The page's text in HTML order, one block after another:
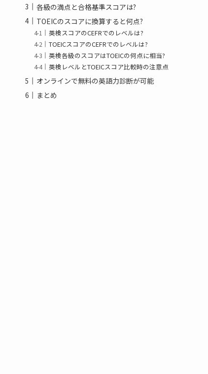
各級の満点と合格基準スコアは?
TOEICのスコアに換算すると何点?
英検スコアのCEFRでのレベルは?
TOEICスコアのCEFRでのレベルは?
英検各級のスコアはTOEICの何点に相当?
英検レベルとTOEICスコア比較時の注意点
オンラインで無料の英語力診断が可能
まとめ